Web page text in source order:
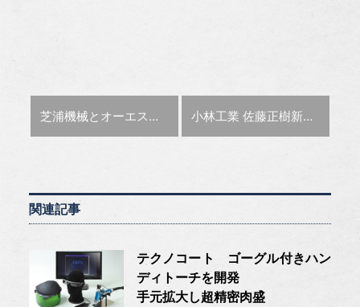
前の記事 :
芝浦機械とオーエスジーダイヤモンドツール 「Diamond Cutting Tool Forum 2025」を開催 次の記事 :
小林工業 佐藤正樹新社長インタビュー、利益向上し夢を持てる会社に
関連記事
テクノコート ゴーグル付きハン
ディトーチを開発
手元拡大し超精密肉盛